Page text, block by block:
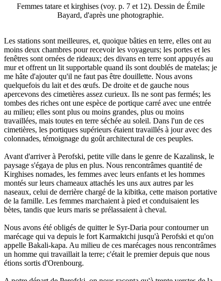
Femmes tatare et kirghises (voy. p. 7 et 12). Dessin de Émile
Bayard, d'après une photographie.
Les stations sont meilleures, et, quoique bâties en terre, elles ont au
moins deux chambres pour recevoir les voyageurs; les portes et les
fenêtres sont ornées de rideaux; des divans en terre sont appuyés au
mur et offrent un lit supportable quand ils sont doublés de matelas; je
me hâte d'ajouter qu'il ne faut pas être douillette. Nous avons
quelquefois du lait et des œufs. De droite et de gauche nous
apercevons des cimetières assez curieux. Ils ne sont pas fermés; les
tombes des riches ont une espèce de portique carré avec une entrée
au milieu; elles sont plus ou moins grandes, plus ou moins
travaillées, mais toutes en terre séchée au soleil. Dans l'un de ces
cimetières, les portiques supérieurs étaient travaillés à jour avec des
colonnades, témoignage du goût architectural de ces peuples.
Avant d'arriver à Perofski, petite ville dans le genre de Kazalinsk, le
paysage s'égaya de plus en plus. Nous rencontrâmes quantité de
Kirghises nomades, les femmes avec leurs enfants et les hommes
montés sur leurs chameaux attachés les uns aux autres par les
naseaux, celui de derrière chargé de la kibitka, cette maison portative
de la famille. Les femmes marchaient à pied et conduisaient les
bètes, tandis que leurs maris se prélassaient à cheval.
Nous avons été obligés de quitter le Syr-Daria pour contourner un
marécage qui va depuis le fort Karmaktchi jusqu'à Perofski et qu'on
appelle Bakali-kapa. Au milieu de ces marécages nous rencontrâmes
un homme qui travaillait la terre; c'était le premier depuis que nous
étions sortis d'Orenbourg.